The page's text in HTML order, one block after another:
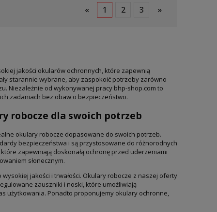
« 1 2 3 »
jakości okularów ochronnych, które zapewnią
starannie wybrane, aby zaspokoić potrzeby zarówno
Niezależnie od wykonywanej pracy bhp-shop.com to
zadaniach bez obaw o bezpieczeństwo.
robocze dla swoich potrzeb
okulary robocze dopasowane do swoich potrzeb.
bezpieczeństwa i są przystosowane do różnorodnych
zapewniają doskonałą ochronę przed uderzeniami
słonecznym.
jakości i trwałości. Okulary robocze z naszej oferty
zauszniki i noski, które umożliwiają
użytkowania. Ponadto proponujemy okulary ochronne,